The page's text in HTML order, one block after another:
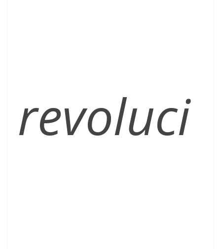
revoluci